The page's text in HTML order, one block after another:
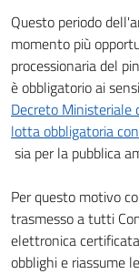
Questo periodo
momento più
processionaria del
è obbligatorio ai
Decreto
lotta obbligatoria
sia per la pubblica
Per questo motivo
trasmesso a tutti
elettronica
obblighi e riassume